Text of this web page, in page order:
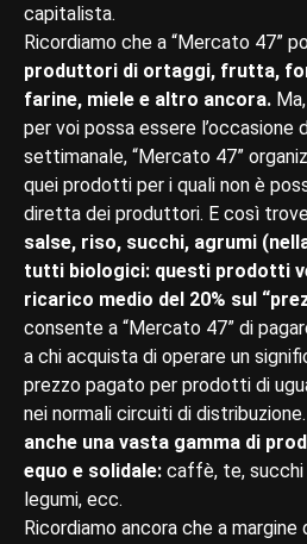
capitalista.
Ricordiamo che a “Mercato 47”
produttori di ortaggi, frutta,
farine, miele e altro ancora.
per voi possa essere l’occasione
settimanale, “Mercato 47”
quei prodotti per i quali non è
diretta dei produttori. E così
salse, riso, succhi, agrumi
tutti biologici: questi prodotti
ricarico medio del 20% sul
consente a “Mercato 47” di
a chi acquista di operare un
prezzo pagato per prodotti di
nei normali circuiti di distribuzione.
anche una vasta gamma di
equo e solidale: caffè, te, succhi
legumi, ecc.
Ricordiamo ancora che a